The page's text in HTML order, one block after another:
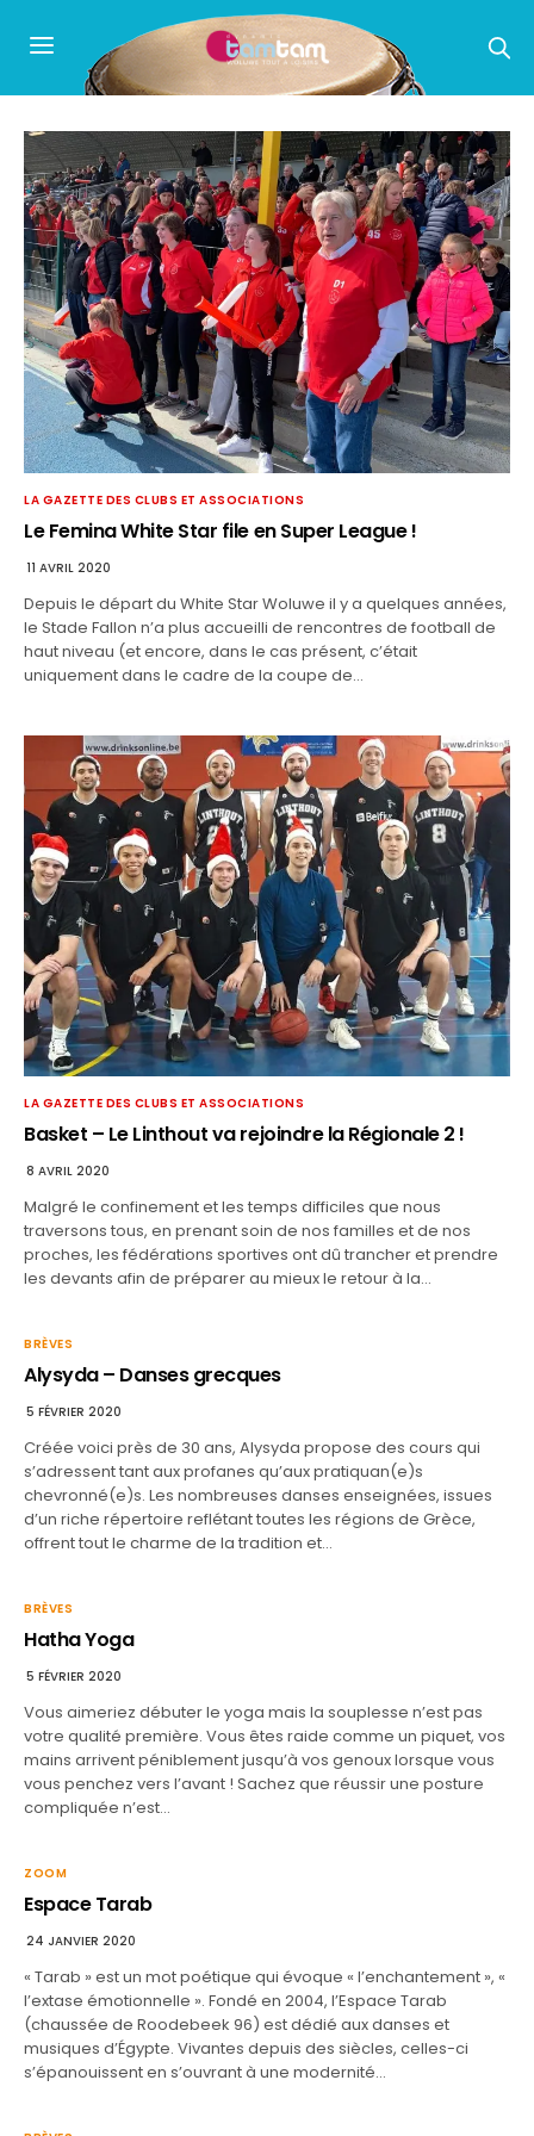
LA GAZETTE DES CLUBS ET ASSOCIATIONS
Le Femina White Star file en Super League !
11 AVRIL 2020
Depuis le départ du White Star Woluwe il y a quelques années,
le Stade Fallon n’a plus accueilli de rencontres de football de
haut niveau (et encore, dans le cas présent, c’était
uniquement dans le cadre de la coupe de…
LA GAZETTE DES CLUBS ET ASSOCIATIONS
Basket – Le Linthout va rejoindre la Régionale 2 !
8 AVRIL 2020
Malgré le confinement et les temps difficiles que nous
traversons tous, en prenant soin de nos familles et de nos
proches, les fédérations sportives ont dû trancher et prendre
les devants afin de préparer au mieux le retour à la…
BRÈVES
Alysyda – Danses grecques
5 FÉVRIER 2020
Créée voici près de 30 ans, Alysyda propose des cours qui
s’adressent tant aux profanes qu’aux pratiquan(e)s
chevronné(e)s. Les nombreuses danses enseignées, issues
d’un riche répertoire reflétant toutes les régions de Grèce,
offrent tout le charme de la tradition et…
BRÈVES
Hatha Yoga
5 FÉVRIER 2020
Vous aimeriez débuter le yoga mais la souplesse n’est pas
votre qualité première. Vous êtes raide comme un piquet, vos
mains arrivent péniblement jusqu’à vos genoux lorsque vous
vous penchez vers l’avant ! Sachez que réussir une posture
compliquée n’est…
ZOOM
Espace Tarab
24 JANVIER 2020
« Tarab » est un mot poétique qui évoque « l’enchantement », «
l’extase émotionnelle ». Fondé en 2004, l’Espace Tarab
(chaussée de Roodebeek 96) est dédié aux danses et
musiques d’Égypte. Vivantes depuis des siècles, celles-ci
s’épanouissent en s’ouvrant à une modernité…